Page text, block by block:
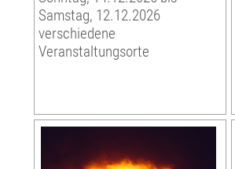
Samstag, 12.12.2026
verschiedene
Veranstaltungsorte